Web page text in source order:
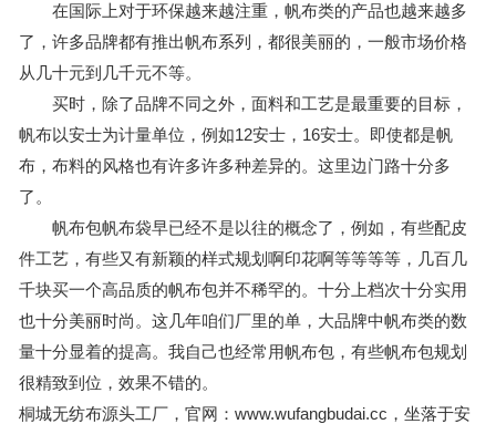
在国际上对于环保越来越注重，帆布类的产品也越来越多
了，许多品牌都有推出帆布系列，都很美丽的，一般市场价格
从几十元到几千元不等。
买时，除了品牌不同之外，面料和工艺是最重要的目标，
帆布以安士为计量单位，例如12安士，16安士。即使都是帆
布，布料的风格也有许多许多种差异的。这里边门路十分多
了。
帆布包帆布袋早已经不是以往的概念了，例如，有些配皮
件工艺，有些又有新颖的样式规划啊印花啊等等等等，几百几
千块买一个高品质的帆布包并不稀罕的。十分上档次十分实用
也十分美丽时尚。这几年咱们厂里的单，大品牌中帆布类的数
量十分显着的提高。我自己也经常用帆布包，有些帆布包规划
很精致到位，效果不错的。
桐城无纺布源头工厂，官网：www.wufangbudai.cc，坐落于安